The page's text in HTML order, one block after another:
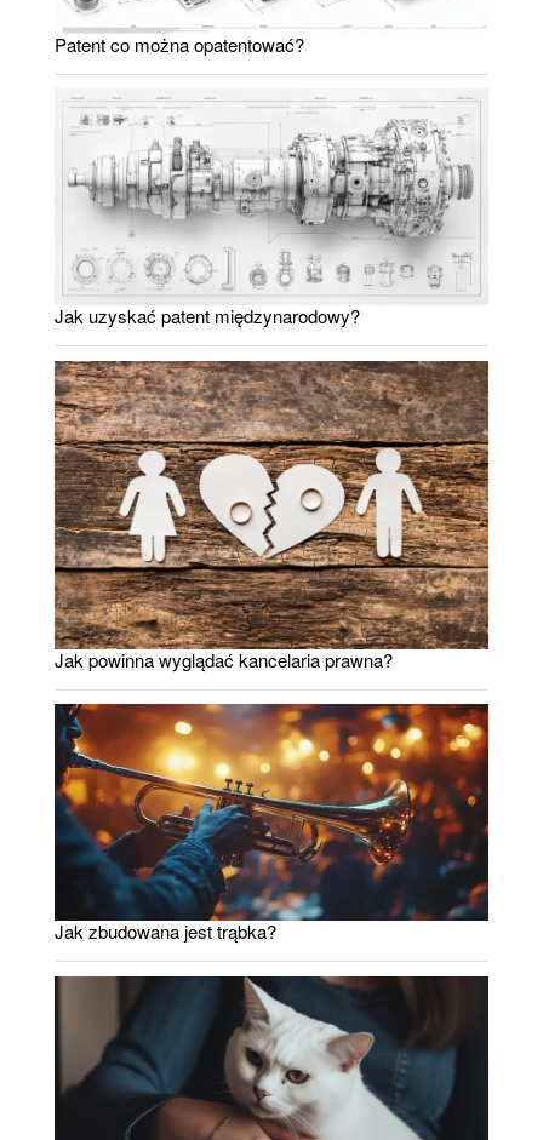
Patent co można opatentować?
Jak uzyskać patent międzynarodowy?
Jak powinna wyglądać kancelaria prawna?
Jak zbudowana jest trąbka?